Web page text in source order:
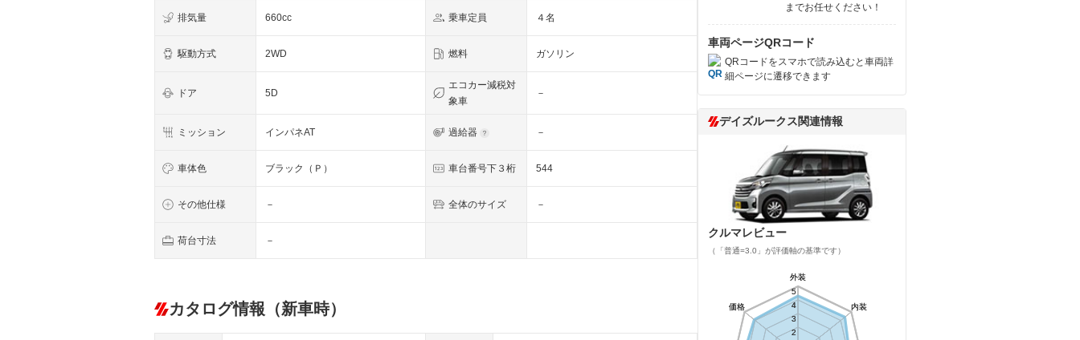
排気量 660cc 乗車定員 ４名
駆動方式 2WD 燃料 ガソリン
ドア 5D
エコカー減税対
象車
－
ミッション インパネAT 過給器 －
車体色 ブラック（Ｐ） 車台番号下３桁 544
その他仕様 － 全体のサイズ －
荷台寸法 －
カタログ情報（新車時）
までお任せください！
車両ページQRコード
QRコードをスマホで読み込むと車両詳
細ページに遷移できます
デイズルークス関連情報
クルマレビュー
（「普通=3.0」が評価軸の基準です）
外装
内装
価格
2
3
4
5
外装
内装
価格
2
3
4
5